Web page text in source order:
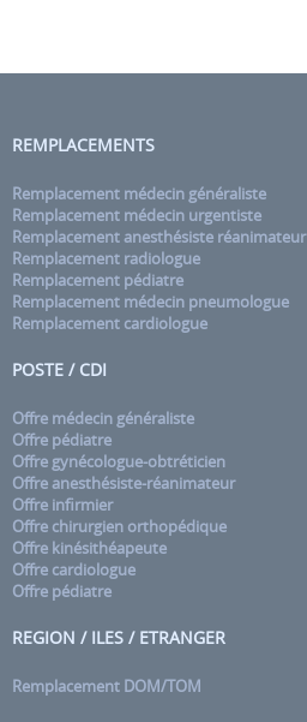
REMPLACEMENTS
Remplacement médecin généraliste
Remplacement médecin urgentiste
Remplacement anesthésiste réanimateur
Remplacement radiologue
Remplacement pédiatre
Remplacement médecin pneumologue
Remplacement cardiologue
POSTE / CDI
Offre médecin généraliste
Offre pédiatre
Offre gynécologue-obtréticien
Offre anesthésiste-réanimateur
Offre infirmier
Offre chirurgien orthopédique
Offre kinésithéapeute
Offre cardiologue
Offre pédiatre
REGION / ILES / ETRANGER
Remplacement DOM/TOM